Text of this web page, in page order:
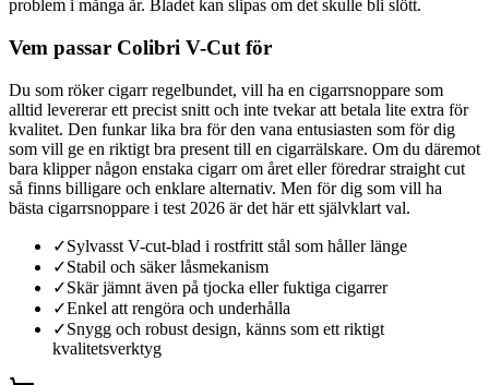
problem i många år. Bladet kan slipas om det skulle bli slött.
Vem passar Colibri V-Cut för
Du som röker cigarr regelbundet, vill ha en cigarrsnoppare som
alltid levererar ett precist snitt och inte tvekar att betala lite extra för
kvalitet. Den funkar lika bra för den vana entusiasten som för dig
som vill ge en riktigt bra present till en cigarrälskare. Om du däremot
bara klipper någon enstaka cigarr om året eller föredrar straight cut
så finns billigare och enklare alternativ. Men för dig som vill ha
bästa cigarrsnoppare i test 2026 är det här ett självklart val.
✓Sylvasst V-cut-blad i rostfritt stål som håller länge
✓Stabil och säker låsmekanism
✓Skär jämnt även på tjocka eller fuktiga cigarrer
✓Enkel att rengöra och underhålla
✓Snygg och robust design, känns som ett riktigt
kvalitetsverktyg